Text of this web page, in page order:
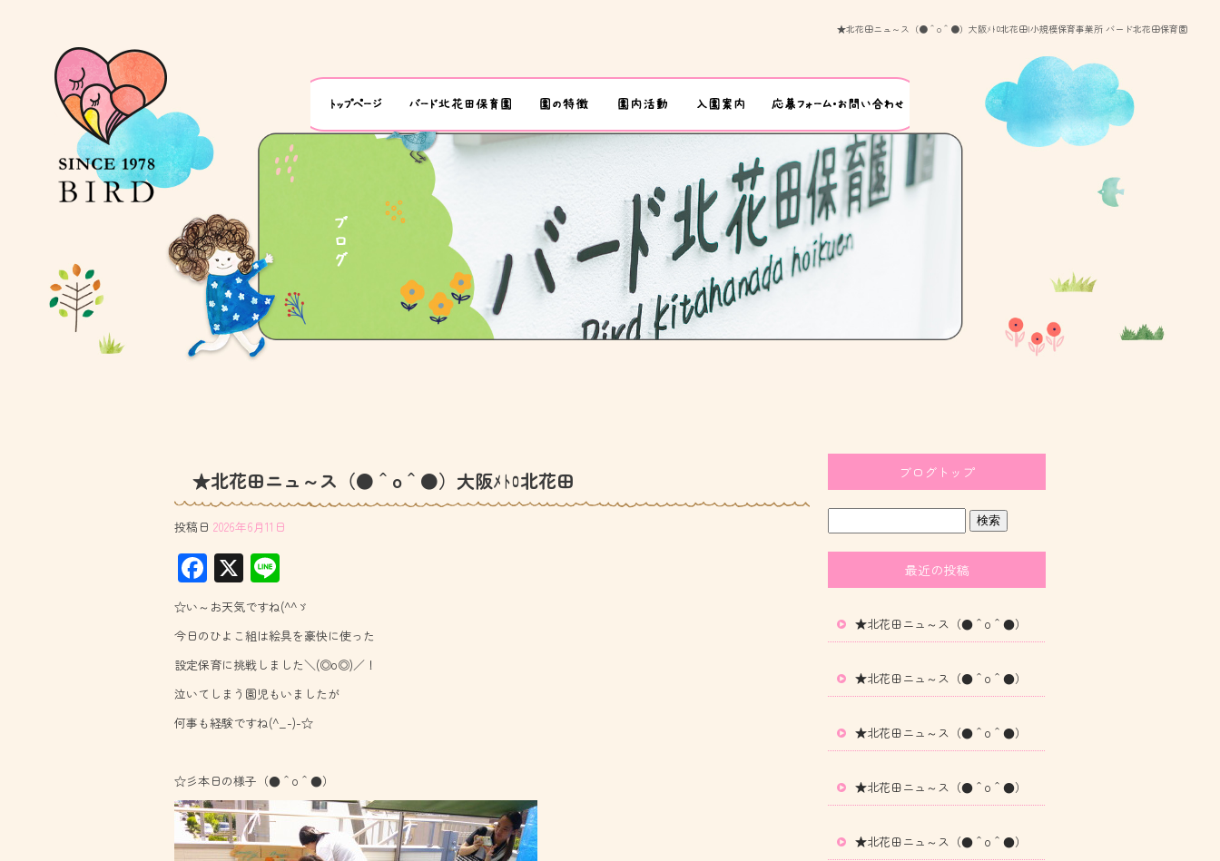
★北花田ニュ～ス（●＾o＾●）大阪ﾒﾄﾛ北花田|小規模保育事業所 バード北花田保育園
★北花田ニュ～ス（●＾o＾●）大阪ﾒﾄﾛ北花田
投稿日 2026年6月11日
F
ac
e
b
o
ok
X
ne
☆い～お天気ですね(^^ゞ
今日のひよこ組は絵具を豪快に使った
設定保育に挑戦しました＼(◎o◎)／！
泣いてしまう園児もいましたが
何事も経験ですね(^_-)-☆
☆彡本日の様子（●＾o＾●）
ブログトップ
最近の投稿
★北花田ニュ～ス（●＾o＾●）
★北花田ニュ～ス（●＾o＾●）
★北花田ニュ～ス（●＾o＾●）
★北花田ニュ～ス（●＾o＾●）
★北花田ニュ～ス（●＾o＾●）